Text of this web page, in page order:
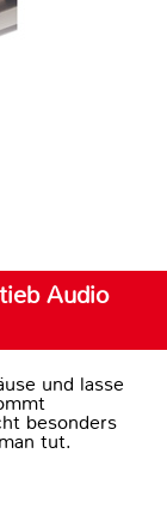
Audio
und lasse
besonders
tut.